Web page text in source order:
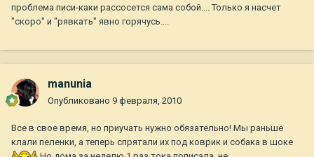
проблема писи-каки рассосется сама собой.... Только я насчет
"скоро" и "рявкать" явно горячусь....
manunia
Опубликовано 9 февраля, 2010
Все в свое время, но приучать нужно обязательно! Мы раньше
клали пеленки, а теперь спрятали их под коврик и собака в шоке